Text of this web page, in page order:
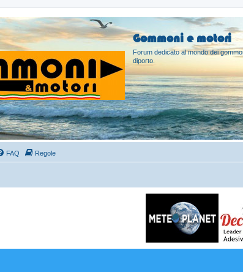
Gommoni e motori
Forum dedicato al mondo dei
diporto.
FAQ Regole